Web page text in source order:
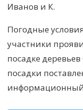
Иванов и К.
Погодные
участники
посадке
посадки